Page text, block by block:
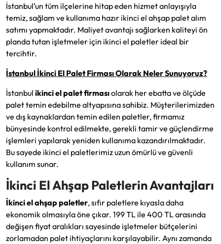
İstanbul’un tüm ilçelerine hitap eden hizmet anlayışıyla
temiz, sağlam ve kullanıma hazır ikinci el ahşap palet alım
satımı yapmaktadır. Maliyet avantajı sağlarken kaliteyi ön
planda tutan işletmeler için ikinci el paletler ideal bir
tercihtir.
İstanbul İkinci El Palet Firması Olarak Neler Sunuyoruz?
İstanbul ikinci el palet firmasıolarak her ebatta ve ölçüde
palet temin edebilme altyapısına sahibiz. Müşterilerimizden
ve dış kaynaklardan temin edilen paletler, firmamız
bünyesinde kontrol edilmekte, gerekli tamir ve güçlendirme
işlemleri yapılarak yeniden kullanıma kazandırılmaktadır.
Bu sayede ikinci el paletlerimiz uzun ömürlü ve güvenli
kullanım sunar.
İkinci El Ahşap Paletlerin Avantajları
İkinci el ahşap paletler, sıfır paletlere kıyasla daha
ekonomik olmasıyla öne çıkar. 199 TL ile 400 TL arasında
değişen fiyat aralıkları sayesinde işletmeler bütçelerini
zorlamadan palet ihtiyaçlarını karşılayabilir. Aynı zamanda